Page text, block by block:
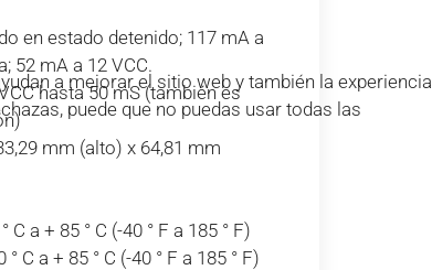
en estado detenido; 117 mA a
52 mA a 12 VCC.
hasta 50 mS (también es
mm (alto) x 64,81 mm
a + 85 ° C (-40 ° F a 185 ° F)
C a + 85 ° C (-40 ° F a 185 ° F)
a mejorar el sitio web y también la experiencia
puede que no puedas usar todas las